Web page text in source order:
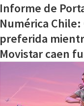
Informe de
Numérica Chile:
preferida
Movistar caen